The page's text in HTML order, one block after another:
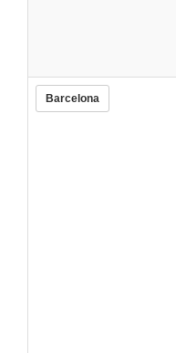
Barcelona